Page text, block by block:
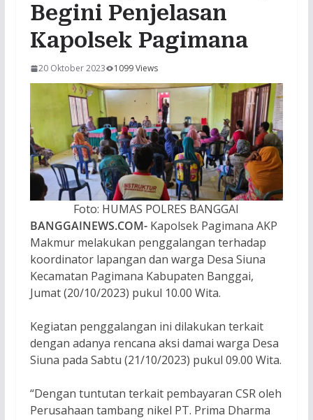
Begini Penjelasan
Kapolsek Pagimana
20 Oktober 2023 1099 Views
Foto: HUMAS POLRES BANGGAI
BANGGAINEWS.COM-Kapolsek Pagimana AKP
Makmur melakukan penggalangan terhadap
koordinator lapangan dan warga Desa Siuna
Kecamatan Pagimana Kabupaten Banggai,
Jumat (20/10/2023) pukul 10.00 Wita.
Kegiatan penggalangan ini dilakukan terkait
dengan adanya rencana aksi damai warga Desa
Siuna pada Sabtu (21/10/2023) pukul 09.00 Wita.
“Dengan tuntutan terkait pembayaran CSR oleh
Perusahaan tambang nikel PT. Prima Dharma